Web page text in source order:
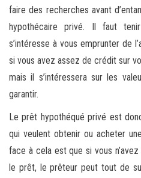
faire des recherches avant
hypothécaire privé. Il faut
s’intéresse à vous emprunter de
si vous avez assez de crédit sur
mais il s’intéressera sur les
garantir.
Le prêt hypothéqué privé est
qui veulent obtenir ou acheter
face à cela est que si vous
le prêt, le prêteur peut tout de